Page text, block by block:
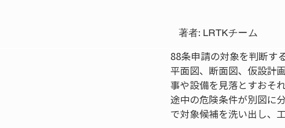
著者: LRTKチーム
88条申請の対象を判断す
平面図、断面図、仮設計
事や設備を見落とすおそ
途中の危険条件が別図に
で対象候補を洗い出し、